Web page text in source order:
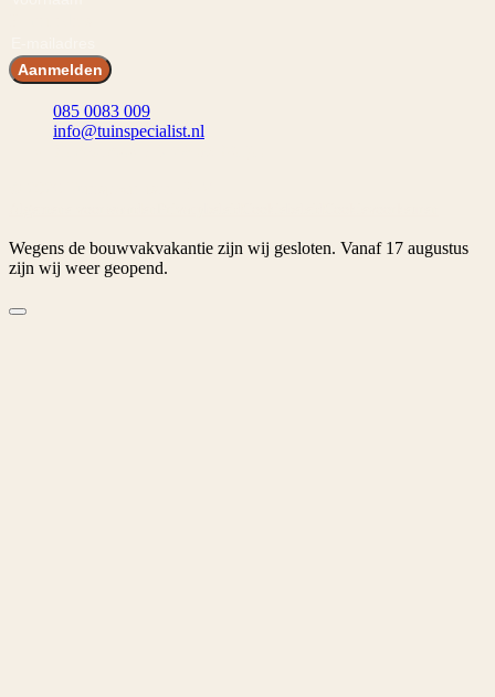
Aanmelden
085 0083 009
info@tuinspecialist.nl
Wegens de bouwvakvakantie zijn wij gesloten. Vanaf 17 augustus
zijn wij weer geopend.